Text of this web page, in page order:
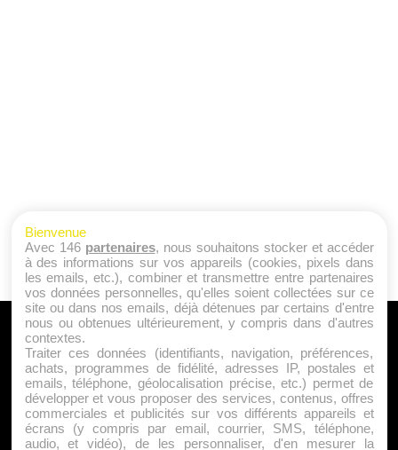
A PROPOS
Qui sommes nous ?
Mentions Légales
Publicité
Politique de Cookies
Bienvenue
Avec 146 partenaires, nous souhaitons stocker et accéder
à des informations sur vos appareils (cookies, pixels dans
les emails, etc.), combiner et transmettre entre partenaires
vos données personnelles, qu'elles soient collectées sur ce
site ou dans nos emails, déjà détenues par certains d'entre
nous ou obtenues ultérieurement, y compris dans d'autres
contextes.
Traiter ces données (identifiants, navigation, préférences,
achats, programmes de fidélité, adresses IP, postales et
emails, téléphone, géolocalisation précise, etc.) permet de
développer et vous proposer des services, contenus, offres
commerciales et publicités sur vos différents appareils et
écrans (y compris par email, courrier, SMS, téléphone,
audio, et vidéo), de les personnaliser, d'en mesurer la